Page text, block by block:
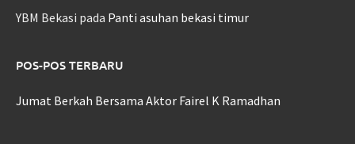
YBM Bekasi pada Panti asuhan bekasi timur
POS-POS TERBARU
Jumat Berkah Bersama Aktor Fairel K Ramadhan